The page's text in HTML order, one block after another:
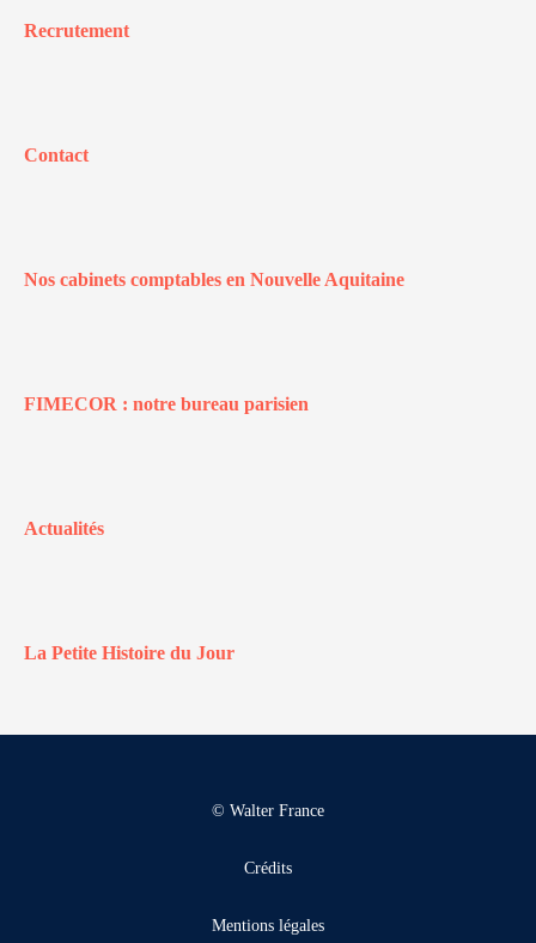
Recrutement
Contact
Nos cabinets comptables en Nouvelle Aquitaine
FIMECOR : notre bureau parisien
Actualités
La Petite Histoire du Jour
© Walter France
Crédits
Mentions légales